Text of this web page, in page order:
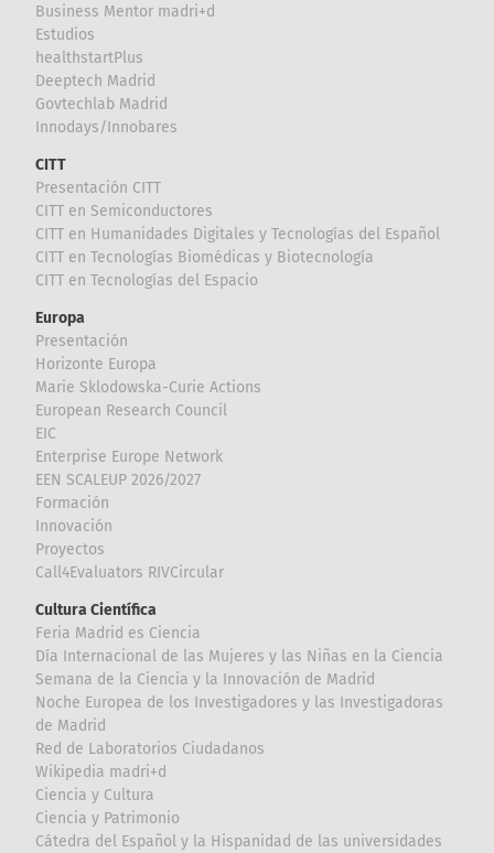
Business Mentor madri+d
Estudios
healthstartPlus
Deeptech Madrid
Govtechlab Madrid
Innodays/Innobares
CITT
Presentación CITT
CITT en Semiconductores
CITT en Humanidades Digitales y Tecnologías del Español
CITT en Tecnologías Biomédicas y Biotecnología
CITT en Tecnologías del Espacio
Europa
Presentación
Horizonte Europa
Marie Sklodowska-Curie Actions
European Research Council
EIC
Enterprise Europe Network
EEN SCALEUP 2026/2027
Formación
Innovación
Proyectos
Call4Evaluators RIVCircular
Cultura Científica
Feria Madrid es Ciencia
Día Internacional de las Mujeres y las Niñas en la Ciencia
Semana de la Ciencia y la Innovación de Madrid
Noche Europea de los Investigadores y las Investigadoras
de Madrid
Red de Laboratorios Ciudadanos
Wikipedia madri+d
Ciencia y Cultura
Ciencia y Patrimonio
Cátedra del Español y la Hispanidad de las universidades